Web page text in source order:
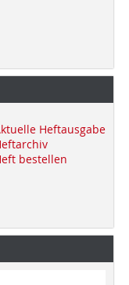
Heftausgabe
bestellen